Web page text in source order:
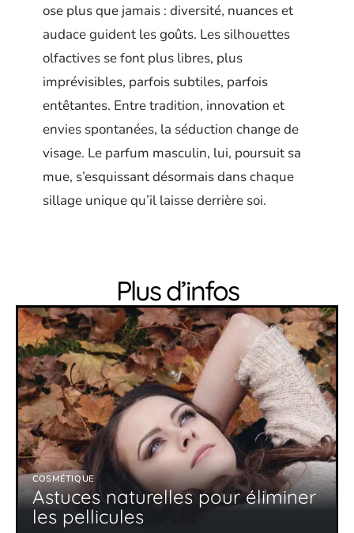
ose plus que jamais : diversité, nuances et
audace guident les goûts. Les silhouettes
olfactives se font plus libres, plus
imprévisibles, parfois subtiles, parfois
entêtantes. Entre tradition, innovation et
envies spontanées, la séduction change de
visage. Le parfum masculin, lui, poursuit sa
mue, s’esquissant désormais dans chaque
sillage unique qu’il laisse derrière soi.
Plus d’infos
COSMÉTIQUE
Astuces naturelles pour éliminer
les pellicules